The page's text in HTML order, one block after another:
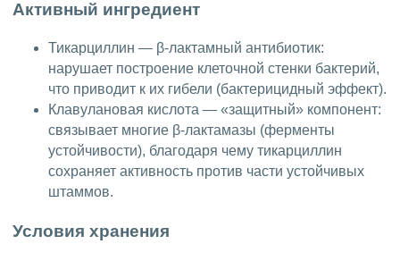
Активный ингредиент
Тикарциллин — β-лактамный антибиотик:
нарушает построение клеточной стенки бактерий,
что приводит к их гибели (бактерицидный эффект).
Клавулановая кислота — «защитный» компонент:
связывает многие β-лактамазы (ферменты
устойчивости), благодаря чему тикарциллин
сохраняет активность против части устойчивых
штаммов.
Условия хранения